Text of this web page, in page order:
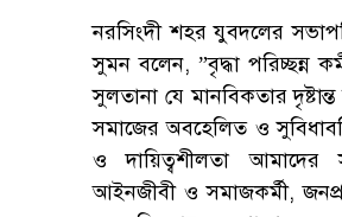
নরসিংদী শহর যুবদলের
সুমন বলেন, ​”বৃদ্ধা পরিচ্ছন্ন
সুলতানা যে মানবিকতার
সমাজের অবহেলিত ও
ও দায়িত্বশীলতা
আইনজীবী ও সমাজকর্মী,